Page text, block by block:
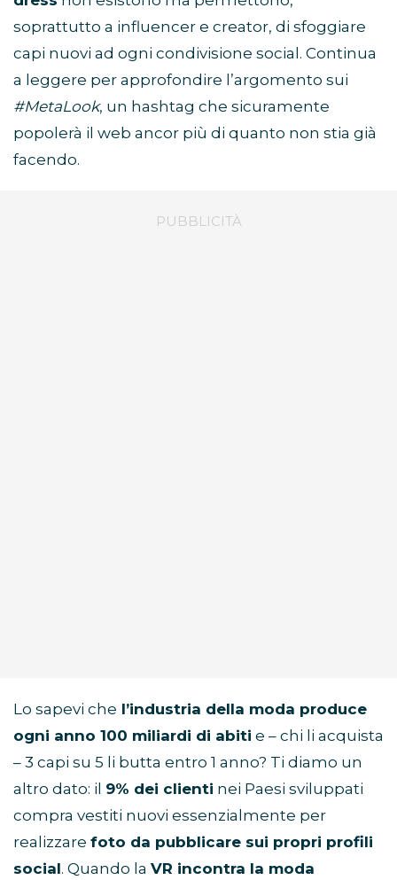
soprattutto a influencer e creator, di sfoggiare
capi nuovi ad ogni condivisione social. Continua
a leggere per approfondire l’argomento sui
#MetaLook, un hashtag che sicuramente
popolerà il web ancor più di quanto non stia già
facendo.
Lo sapevi che l’industria della moda produce
ogni anno 100 miliardi di abiti e – chi li acquista
– 3 capi su 5 li butta entro 1 anno? Ti diamo un
altro dato: il 9% dei clienti nei Paesi sviluppati
compra vestiti nuovi essenzialmente per
realizzare foto da pubblicare sui propri profili
social. Quando la VR incontra la moda